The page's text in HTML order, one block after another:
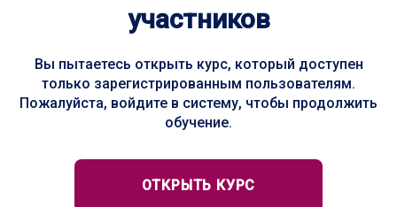
участников
Вы пытаетесь открыть курс, который доступен
только зарегистрированным пользователям.
Пожалуйста, войдите в систему, чтобы продолжить
обучение.
ОТКРЫТЬ КУРС